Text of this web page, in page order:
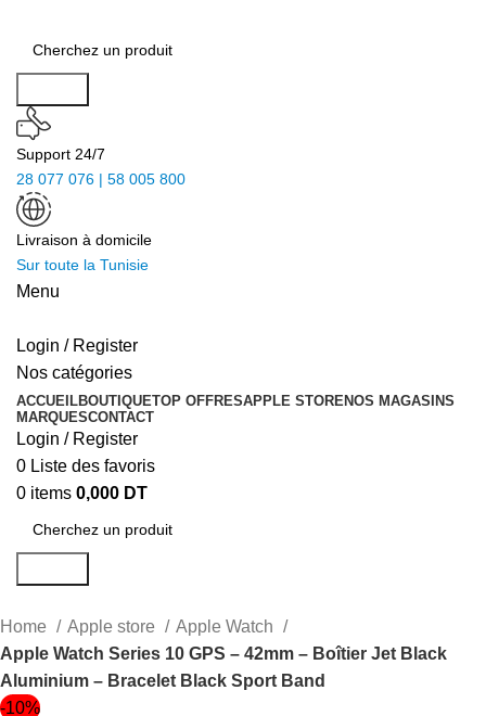
Support 24/7
28 077 076 | 58 005 800
Livraison à domicile
Sur toute la Tunisie
Menu
Login / Register
Nos catégories
ACCUEILBOUTIQUETOP OFFRESAPPLE STORENOS MAGASINS
MARQUESCONTACT
Login / Register
0 Liste des favoris
0 items 0,000 DT
Home Apple store
Apple Watch
Apple Watch Series 10 GPS – 42mm – Boîtier Jet Black
Aluminium – Bracelet Black Sport Band
-10%